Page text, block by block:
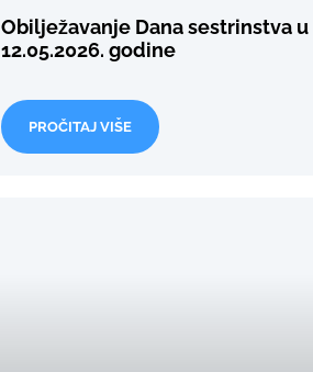
Obilježavanje Dana sestrinstva
12.05.2026. godine
PROČITAJ VIŠE